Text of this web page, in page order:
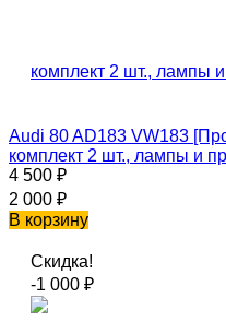
Audi 80 AD183 VW183
комплект 2 шт., лампы и
4 500 ₽
2 000 ₽
В корзину
Скидка!
-1 000 ₽